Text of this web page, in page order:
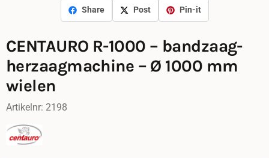
Share Post Pin-it
CENTAURO R-1000 – bandzaag-
herzaagmachine – Ø 1000 mm
wielen
Artikelnr: 2198